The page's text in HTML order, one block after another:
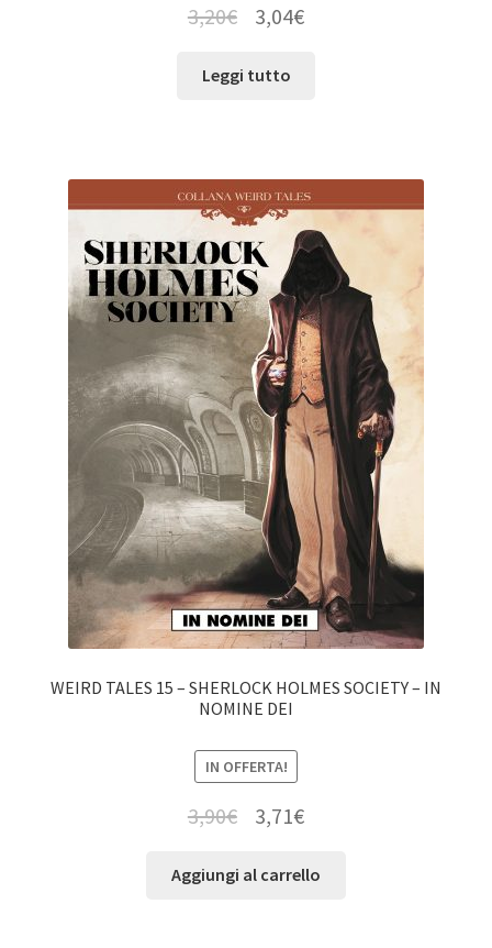
3,20€ 3,04€
Leggi tutto
WEIRD TALES 15 – SHERLOCK HOLMES SOCIETY – IN
NOMINE DEI
IN OFFERTA!
3,90€ 3,71€
Aggiungi al carrello